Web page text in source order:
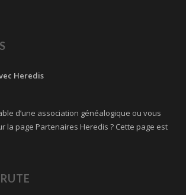
Heredis
d’une association généalogique ou vous
la page Partenaires Heredis ? Cette page est